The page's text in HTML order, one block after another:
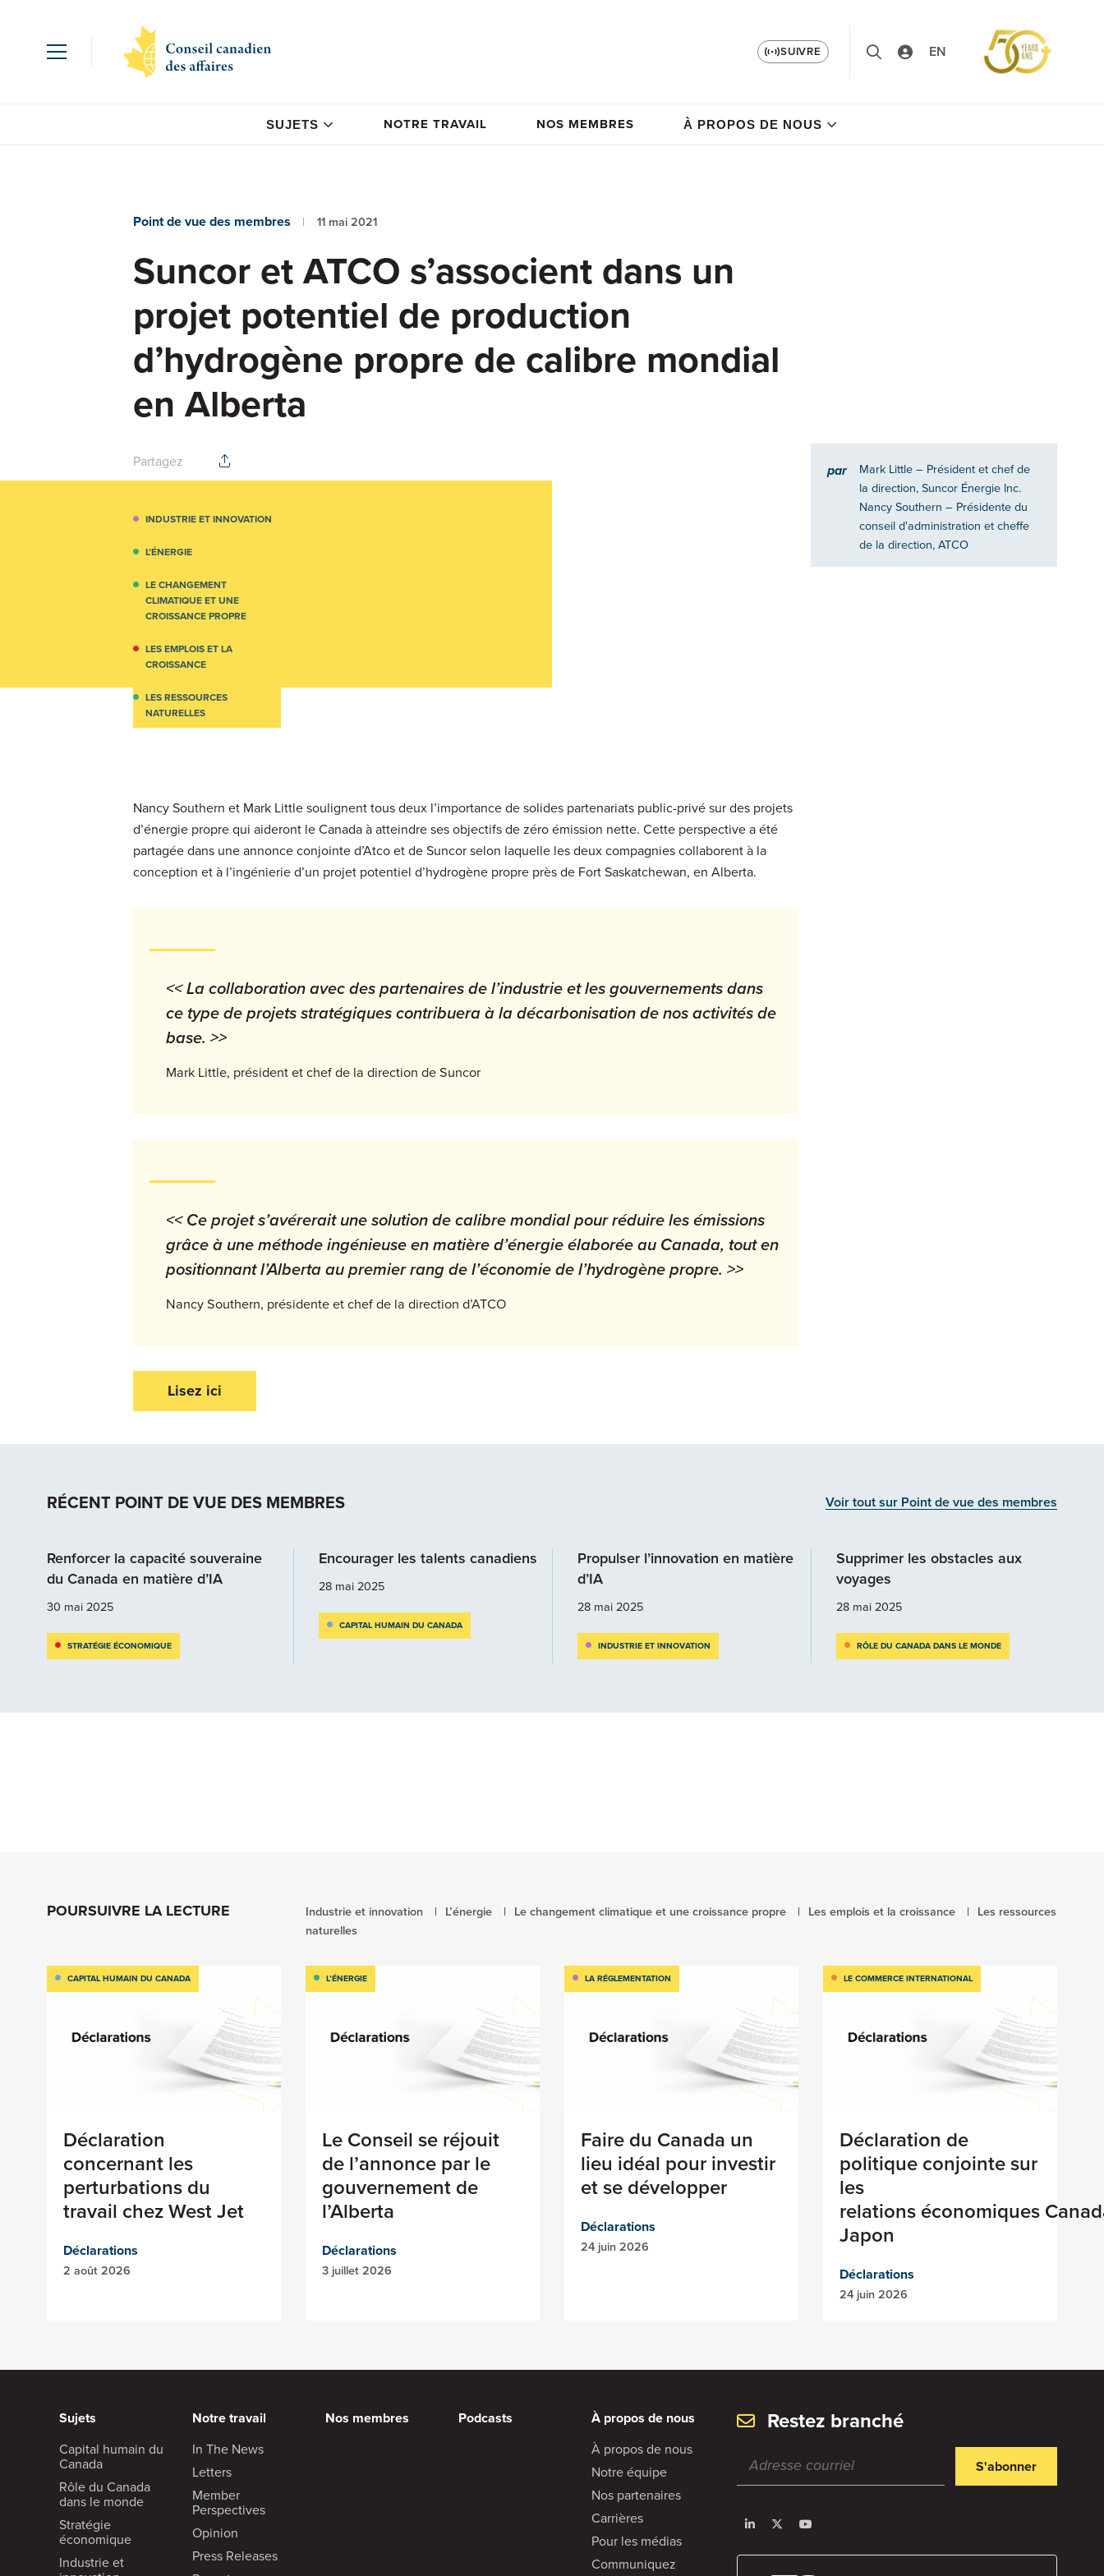
SUIVRE EN
SUJETS NOTRE TRAVAIL NOS MEMBRES À PROPOS DE NOUS
Point de vue des membres 11 mai 2021
Suncor et ATCO s’associent dans un
projet potentiel de production
d’hydrogène propre de calibre mondial
en Alberta
Partagez par Mark Little– Président et chef de
la direction, Suncor Énergie Inc.
Nancy Southern – Présidente du
conseil d'administration et cheffe
de la direction, ATCO
INDUSTRIE ET INNOVATION
L’ÉNERGIE
LE CHANGEMENT
CLIMATIQUE ET UNE
CROISSANCE PROPRE
LES EMPLOIS ET LA
CROISSANCE
LES RESSOURCES
NATURELLES
Nancy Southern et Mark Little soulignent tous deux l’importance de solides partenariats public-privé sur des projets
d’énergie propre qui aideront le Canada à atteindre ses objectifs de zéro émission nette. Cette perspective a été
partagée dans une annonce conjointe d’Atco et de Suncor selon laquelle les deux compagnies collaborent à la
conception et à l’ingénierie d’un projet potentiel d’hydrogène propre près de Fort Saskatchewan, en Alberta.
<< La collaboration avec des partenaires de l’industrie et les gouvernements dans
ce type de projets stratégiques contribuera à la décarbonisation de nos activités de
base. >>
Mark Little, président et chef de la direction de Suncor
<< Ce projet s’avérerait une solution de calibre mondial pour réduire les émissions
grâce à une méthode ingénieuse en matière d’énergie élaborée au Canada, tout en
positionnant l’Alberta au premier rang de l’économie de l’hydrogène propre. >>
Nancy Southern, présidente et chef de la direction d’ATCO
Lisez ici
RÉCENT POINT DE VUE DES MEMBRES Voir tout sur Point de vue des membres
Renforcer la capacité souveraine
du Canada en matière d’IA
30 mai 2025
STRATÉGIE ÉCONOMIQUE
Encourager les talents canadiens
28 mai 2025
CAPITAL HUMAIN DU CANADA
Propulser l’innovation en matière
d’IA
28 mai 2025
INDUSTRIE ET INNOVATION
Supprimer les obstacles aux
voyages
28 mai 2025
RÔLE DU CANADA DANS LE MONDE
POURSUIVRE LA LECTURE Industrie et innovation L’énergie Le changement climatique et une croissance propre Les emplois et la croissance
Les ressources
naturelles
CAPITAL HUMAIN DU CANADA
Déclaration
concernant les
perturbations du
travail chez West Jet
Déclarations
2 août 2026
L’ÉNERGIE
Le Conseil se réjouit
de l’annonce par le
gouvernement de
l’Alberta
Déclarations
3 juillet 2026
LA RÉGLEMENTATION
Faire du Canada un
lieu idéal pour investir
et se développer
Déclarations
24 juin 2026
LE COMMERCE INTERNATIONAL
Déclaration de
politique conjointe sur
les
relations économiques
Japon
Déclarations
24 juin 2026
Sujets
Capital humain du
Canada
Rôle du Canada
dans le monde
Stratégie
économique
Industrie et
Notre travail
In The News
Letters
Member
Perspectives
Opinion
Press Releases
Nos membres Podcasts
À propos de nous
À propos de nous
Notre équipe
Nos partenaires
Carrières
Pour les médias
Communiquez
Restez branché
S'abonner